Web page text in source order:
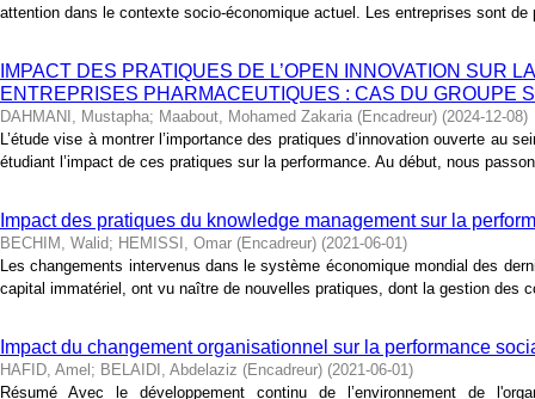
attention dans le contexte socio-économique actuel. Les entreprises sont
IMPACT DES PRATIQUES DE L’OPEN INNOVATION SUR
ENTREPRISES PHARMACEUTIQUES : CAS DU GROUPE
DAHMANI, Mustapha; Maabout, Mohamed Zakaria (Encadreur) (2024-12-08)
L’étude vise à montrer l’importance des pratiques d’innovation ouverte au
étudiant l’impact de ces pratiques sur la performance. Au début, nous
Impact des pratiques du knowledge management sur la
BECHIM, Walid; HEMISSI, Omar (Encadreur) (2021-06-01)
Les changements intervenus dans le système économique mondial des
capital immatériel, ont vu naître de nouvelles pratiques, dont la gestion des
Impact du changement organisationnel sur la performance
HAFID, Amel ; BELAIDI, Abdelaziz (Encadreur) (2021-06-01)
Résumé Avec le développement continu de l’environnement de